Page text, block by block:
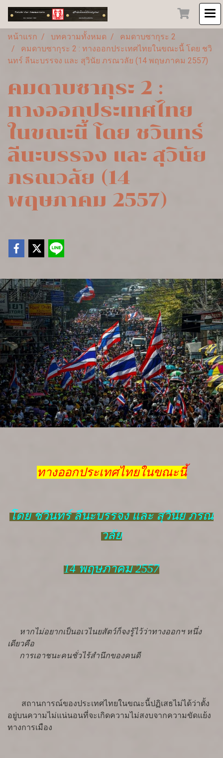
หน้าแรก บทความทั้งหมด
คมดาบซากุระ 2
คมดาบซากุระ 2 : ทางออกประเทศไทยในขณะนี้ โดย ชวิ
นทร์ ลีนะบรรจง และ สุวินัย ภรณวลัย (14 พฤษภาคม 2557)
คมดาบซากุระ 2 :
ทางออกประเทศไทย
ในขณะนี้ โดย ชวินทร์
ลีนะบรรจง และ สุวินัย
ภรณวลัย (14
พฤษภาคม 2557)
ทางออกประเทศไทยในขณะนี้
โดย ชวินทร์ ลีนะบรรจง และ สุวินัย ภรณ
วลัย
14 พฤษภาคม 2557
หากไม่อยากเป็นอเวไนยสัตว์ก็จงรู้ไว้ว่าทางออกฯ หนึ่ง
เดียวคือ
การเอาชนะคนชั่วไร้สำนึกของคนดี
สถานการณ์ของประเทศไทยในขณะนี้ปฏิเสธไม่ได้ว่าตั้ง
อยู่บนความไม่แน่นอนที่จะเกิดความไม่สงบจากความขัดแย้ง
ทางการเมือง